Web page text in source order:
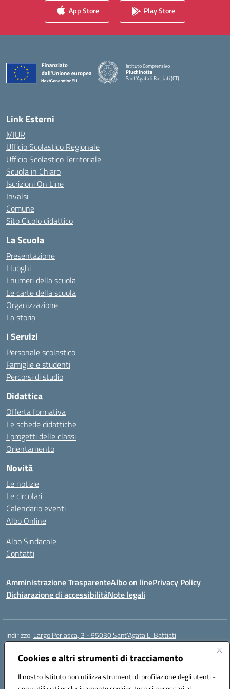
Cookies e altri strumenti di tracciamento
Il nostro Istituto non utilizza strumenti di profilazione degli utenti -
App Store Play Store
Istituto Comprensivo
Pluchinotta
Sant'Agata li Battiati (CT)
— Visita la pagina iniziale della scuola
Link Esterni
MIUR
Ufficio Scolastico Regionale
Ufficio Scolastico Territoriale
Scuola in Chiaro
Iscrizioni On Line
Invalsi
Comune
Sito Cicolo didattico
La Scuola
Presentazione
I luoghi
I numeri della scuola
Le carte della scuola
Organizzazione
La storia
I Servizi
Personale scolastico
Famiglie e studenti
Percorsi di studio
Didattica
Offerta formativa
Le schede didattiche
I progetti delle classi
Orientamento
Novità
Le notizie
Le circolari
Calendario eventi
Albo Online
Albo Sindacale
Contatti
Amministrazione TrasparenteAlbo on linePrivacy Policy
Dichiarazione di accessibilitàNote legali
Indirizzo: Largo Perlasca, 3 - 95030 Sant’Agata Li Battiati
Centralino:
ctic8bl002@istruzione.it
Posta elettronica certificata (PEC):ctic8bl002@pec.istruzione.it
Codice fiscale: 93253680875
Codice meccanografico:CTIC8BL002